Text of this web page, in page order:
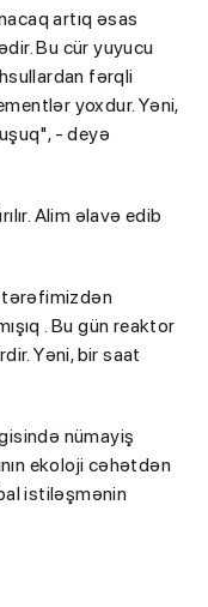
artıq əsas
Bu cür yuyucu
fərqli
yoxdur. Yəni,
- deyə
Alim əlavə edib
tərəfimizdən
. Bu gün reaktor
Yəni, bir saat
nümayiş
ekoloji cəhətdən
istiləşmənin